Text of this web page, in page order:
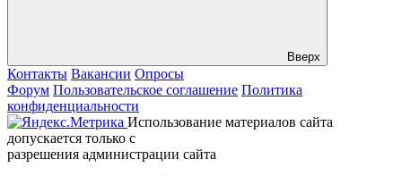
Вверх
Контакты Вакансии Опросы
Форум Пользовательское соглашение Политика
конфиденциальности
Использование материалов сайта
допускается только с
разрешения администрации сайта